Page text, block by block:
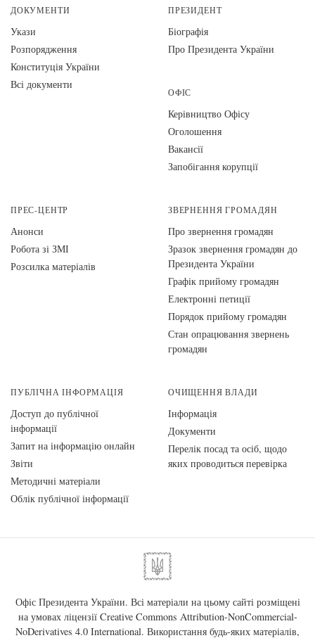
ДОКУМЕНТИ
Укази
Розпорядження
Конституція України
Всі документи
ПРЕЗИДЕНТ
Біографія
Про Президента України
ОФІС
Керівництво Офісу
Оголошення
Вакансії
Запобігання корупції
ПРЕС-ЦЕНТР
Анонси
Робота зі ЗМІ
Розсилка матеріалів
ЗВЕРНЕННЯ ГРОМАДЯН
Про звернення громадян
Зразок звернення громадян до
Президента України
Графік прийому громадян
Електронні петиції
Порядок прийому громадян
Стан опрацювання звернень
громадян
ПУБЛІЧНА ІНФОРМАЦІЯ
Доступ до публічної
інформації
Запит на інформацію онлайн
Звіти
Методичні матеріали
Облік публічної інформації
ОЧИЩЕННЯ ВЛАДИ
Інформація
Документи
Перелік посад та осіб, щодо
яких проводиться перевірка
Офіс Президента України. Всі матеріали на цьому сайті розміщені
на умовах ліцензії Creative Commons Attribution-NonCommercial-
NoDerivatives 4.0 International. Використання будь-яких матеріалів,